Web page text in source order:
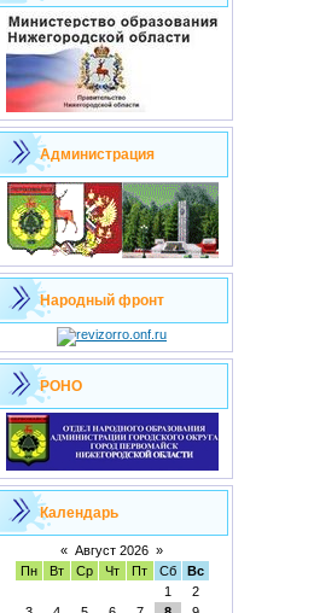
Администрация
Народный фронт
РОНО
Календарь
« Август 2026 »
Пн
Вт Ср Чт Пт Сб
Вс
1
2